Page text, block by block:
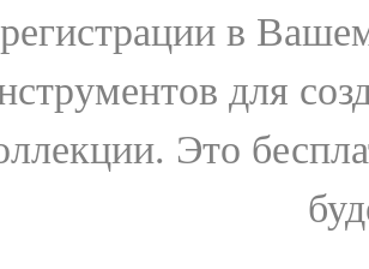
регистрации в
для
Это